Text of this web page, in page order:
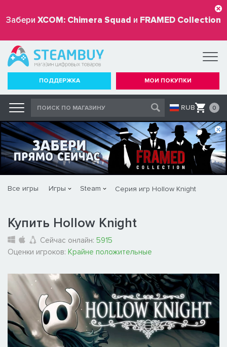
Забери XCOM: Chimera Squad и FRAMED Collection
бесплатно
ПОДДЕРЖКА МОИ ПОКУПКИ
RUB 0
Все игры Игры Steam Серия игр Hollow Knight
Купить Hollow Knight
Сейчас онлайн: 5915
Оценки игроков: Крайне положительные